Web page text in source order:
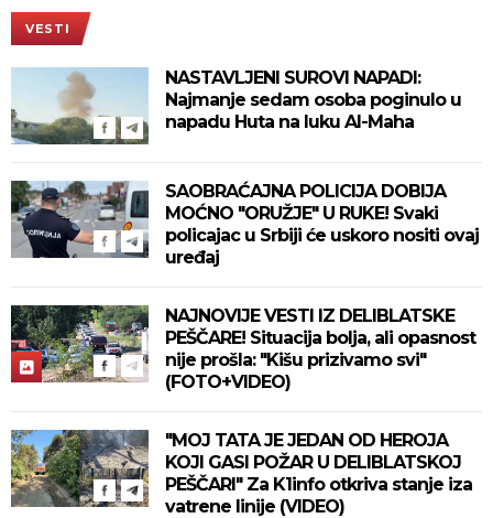
VESTI
NASTAVLJENI SUROVI NAPADI:
Najmanje sedam osoba poginulo u
napadu Huta na luku Al-Maha
SAOBRAĆAJNA POLICIJA DOBIJA
MOĆNO "ORUŽJE" U RUKE! Svaki
policajac u Srbiji će uskoro nositi ovaj
uređaj
NAJNOVIJE VESTI IZ DELIBLATSKE
PEŠČARE! Situacija bolja, ali opasnost
nije prošla: "Kišu prizivamo svi"
(FOTO+VIDEO)
"MOJ TATA JE JEDAN OD HEROJA
KOJI GASI POŽAR U DELIBLATSKOJ
PEŠČARI" Za K1info otkriva stanje iza
vatrene linije (VIDEO)